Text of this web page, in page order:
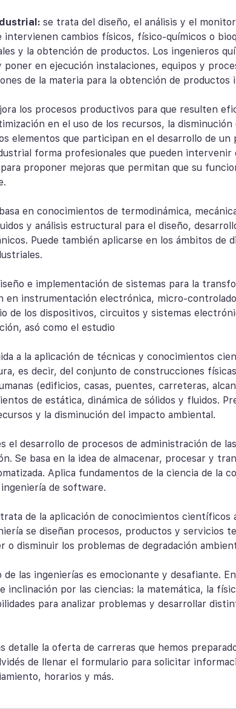
se trata del diseño, el análisis y el
intervienen cambios físicos, físico-químicos o
y la obtención de productos. Los ingenieros
poner en ejecución instalaciones, equipos y
de la materia para la obtención de productos
los procesos productivos para que resulten
en el uso de los recursos, la disminución
elementos que participan en el desarrollo de un
forma profesionales que pueden intervenir
proponer mejoras que permitan que su
en conocimientos de termodinámica,
y análisis estructural para el diseño,
Puede también aplicarse en los ámbitos de
e implementación de sistemas para la
en instrumentación electrónica, micro-
de los dispositivos, circuitos y sistemas
asó como el estudio
a la aplicación de técnicas y conocimientos
es decir, del conjunto de construcciones
(edificios, casas, puentes, carreteras,
de estática, dinámica de sólidos y fluidos.
y la disminución del impacto ambiental.
el desarrollo de procesos de administración de
Se basa en la idea de almacenar, procesar y
Aplica fundamentos de la ciencia de la
de software.
de la aplicación de conocimientos científicos
se diseñan procesos, productos y servicios
o disminuir los problemas de degradación
de las ingenierías es emocionante y desafiante.
inclinación por las ciencias: la matemática, la
para analizar problemas y desarrollar
detalle la oferta de carreras que hemos
de llenar el formulario para solicitar
horarios y más.